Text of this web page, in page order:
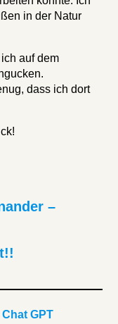
in der Natur
auf dem
dass ich dort
–
GPT